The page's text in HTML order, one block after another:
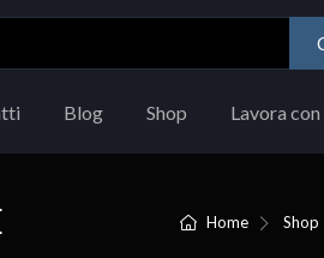
Blog Shop Lavora con
Home Shop